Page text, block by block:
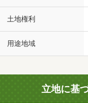
土地権利
用途地域
立地に基